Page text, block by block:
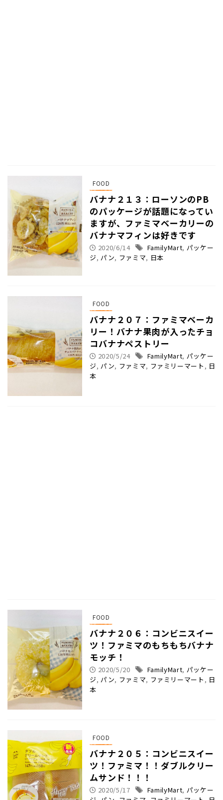
FOOD
バナナ２１３：ローソンのPB
のパッケージが話題になってい
ますが、ファミマベーカリーの
バナナマフィンは好きです
2020/6/14 FamilyMart, パッケー
ジ, パン, ファミマ, 日本
FOOD
バナナ２０７：ファミマベーカ
リー！バナナ果肉が入ったチョ
コバナナペストリー
2020/5/24 FamilyMart, パッケー
ジ, パン, ファミマ, ファミリーマート , 日
本
FOOD
バナナ２０６：コンビニスイー
ツ！ファミマのもちもちバナナ
モッチ！
2020/5/20 FamilyMart, パッケー
ジ, パン, ファミマ, ファミリーマート , 日
本
FOOD
バナナ２０５：コンビニスイー
ツ！ファミマ！！ダブルクリー
ムサンド！！！
2020/5/17 FamilyMart, パッケー